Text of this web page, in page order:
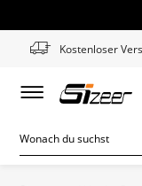
Kostenloser